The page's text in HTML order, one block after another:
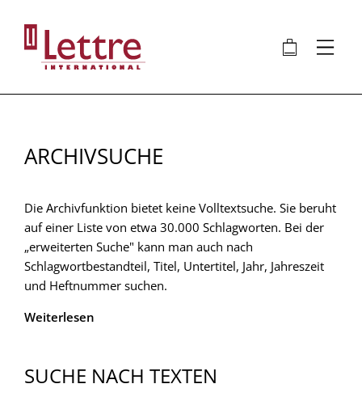
Inhalt
🛍 ⋮
ARCHIVSUCHE
Die Archivfunktion bietet keine Volltextsuche. Sie beruht
auf einer Liste von etwa 30.000 Schlagworten. Bei der
„erweiterten Suche" kann man auch nach
Schlagwortbestandteil, Titel, Untertitel, Jahr, Jahreszeit
und Heftnummer suchen.
Weiterlesen
SUCHE NACH TEXTEN